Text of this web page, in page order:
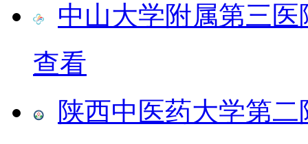
中山大学附属第三医
查看
陕西中医药大学第二